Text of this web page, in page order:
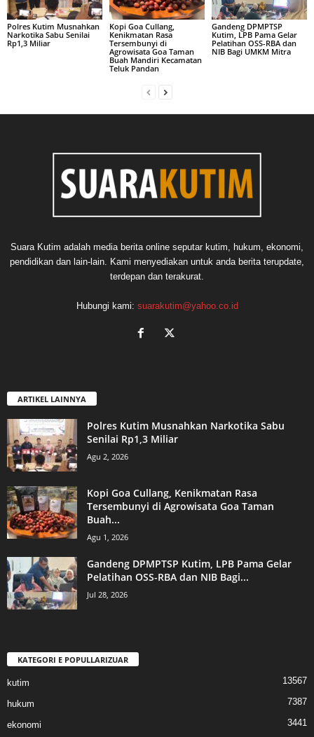
Polres Kutim Musnahkan
Narkotika Sabu Senilai
Rp1,3 Miliar
Kopi Goa Cullang,
Kenikmatan Rasa
Tersembunyi di
Agrowisata Goa Taman
Buah Mandiri Kecamatan
Teluk Pandan
Gandeng DPMPTSP
Kutim, LPB Pama Gelar
Pelatihan OSS-RBA dan
NIB Bagi UMKM Mitra
Suara Kutim adalah media berita online seputar kutim, hukum, ekonomi,
pendidikan dan lain-lain. Kami menyediakan untuk anda berita terupdate,
terdepan dan terakurat.
Hubungi kami: suarakutim@yahoo.co.id
ARTIKEL LAINNYA
Polres Kutim Musnahkan Narkotika Sabu
Senilai Rp1,3 Miliar
Agu 2, 2026
Kopi Goa Cullang, Kenikmatan Rasa
Tersembunyi di Agrowisata Goa Taman
Buah...
Agu 1, 2026
Gandeng DPMPTSP Kutim, LPB Pama Gelar
Pelatihan OSS-RBA dan NIB Bagi...
Jul 28, 2026
KATEGORI E POPULLARIZUAR
kutim 13567
hukum 7387
ekonomi 3441